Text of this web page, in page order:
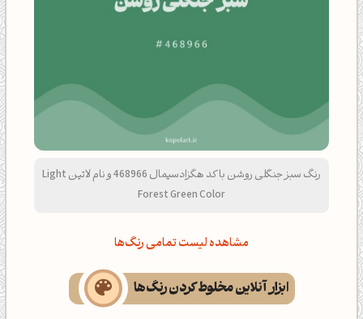
رنگ سبز جنگلی روشن با کد هگزادسیمال 468966 و نام لاتین Light
Forest Green Color
مشاهده لیست تمامی رنگ‌ها
ابزار آنلاین مخلوط کردن رنگ‌ها